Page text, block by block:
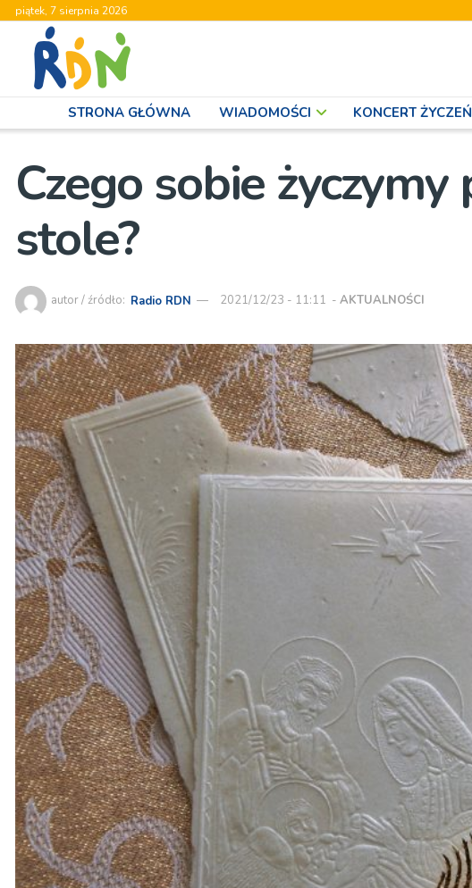
piątek, 7 sierpnia 2026
STRONA GŁÓWNA WIADOMOŚCI KONCERT ŻYCZEŃ
Czego sobie
stole?
autor / źródło: Radio RDN 2021/12/23 - 11:11 - AKTUALNOŚCI